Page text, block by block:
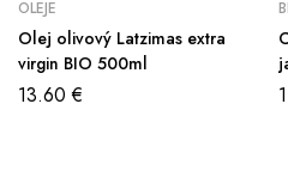
OLEJE
Olej olivový Latzimas extra
virgin BIO 500ml
13.60€